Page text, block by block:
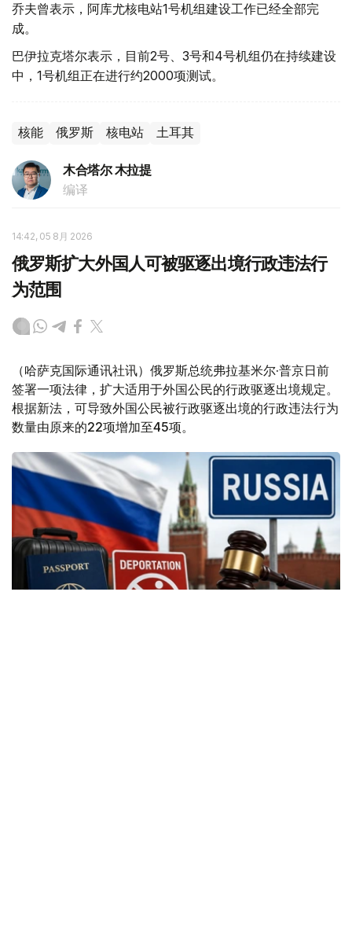
乔夫曾表示，阿库尤核电站1号机组建设工作已经全部完
成。
巴伊拉克塔尔表示，目前2号、3号和4号机组仍在持续建设
中，1号机组正在进行约2000项测试。
核能 俄罗斯 核电站 土耳其
木合塔尔 木拉提
编译
14:42, 05 8月 2026
俄罗斯扩大外国人可被驱逐出境行政违法行
为范围
（哈萨克国际通讯社讯）俄罗斯总统弗拉基米尔·普京日前
签署一项法律，扩大适用于外国公民的行政驱逐出境规定。
根据新法，可导致外国公民被行政驱逐出境的行政违法行为
数量由原来的22项增加至45项。